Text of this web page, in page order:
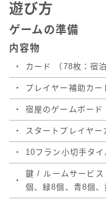
遊び方
ゲームの準備
内容物
・ カード （78枚：宿
・ プレイヤー補助カー
・ 宿屋のゲームボード
・ スタートプレイヤー
・ 10フラン小切手タイ
・
鍵 / ルームサービス
個、緑8個、青8個、